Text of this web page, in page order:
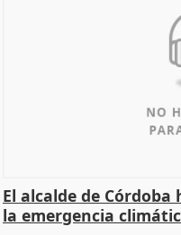
El alcalde de
la emergencia